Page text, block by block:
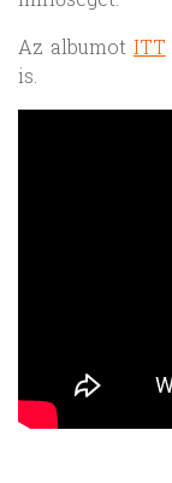
Az albumot ITT
is.